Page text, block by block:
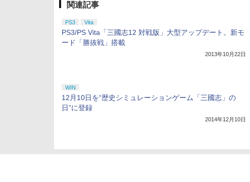
関連記事
PS3 Vita
PS3/PS Vita「三國志12 対戦版」大型アップデート。新モ
ード「勝抜戦」搭載
2013年10月22日
WIN
12月10日を“歴史シミュレーションゲーム「三國志」の
日”に登録
2014年12月10日